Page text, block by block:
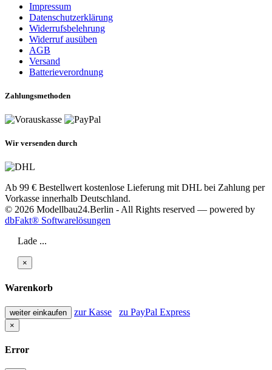
Impressum
Datenschutzerklärung
Widerrufsbelehrung
Widerruf ausüben
AGB
Versand
Batterieverordnung
Zahlungsmethoden
Wir versenden durch
Ab 99 € Bestellwert kostenlose Lieferung mit DHL bei Zahlung per
Vorkasse innerhalb Deutschland.
© 2026 Modellbau24.Berlin - All Rights reserved — powered by
dbFakt® Softwarelösungen
Lade ...
×
Warenkorb
weiter einkaufen zur Kasse zu PayPal Express
×
Error